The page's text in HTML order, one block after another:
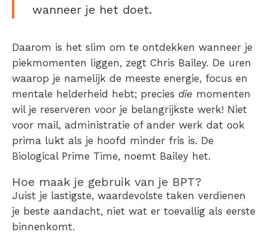
wanneer je het doet.
Daarom is het slim om te ontdekken wanneer je
piekmomenten liggen, zegt Chris Bailey. De uren
waarop je namelijk de meeste energie, focus en
mentale helderheid hebt; precies die momenten
wil je reserveren voor je belangrijkste werk! Niet
voor mail, administratie of ander werk dat ook
prima lukt als je hoofd minder fris is. De
Biological Prime Time, noemt Bailey het.
Hoe maak je gebruik van je BPT?
Juist je lastigste, waardevolste taken verdienen
je beste aandacht, niet wat er toevallig als eerste
binnenkomt.